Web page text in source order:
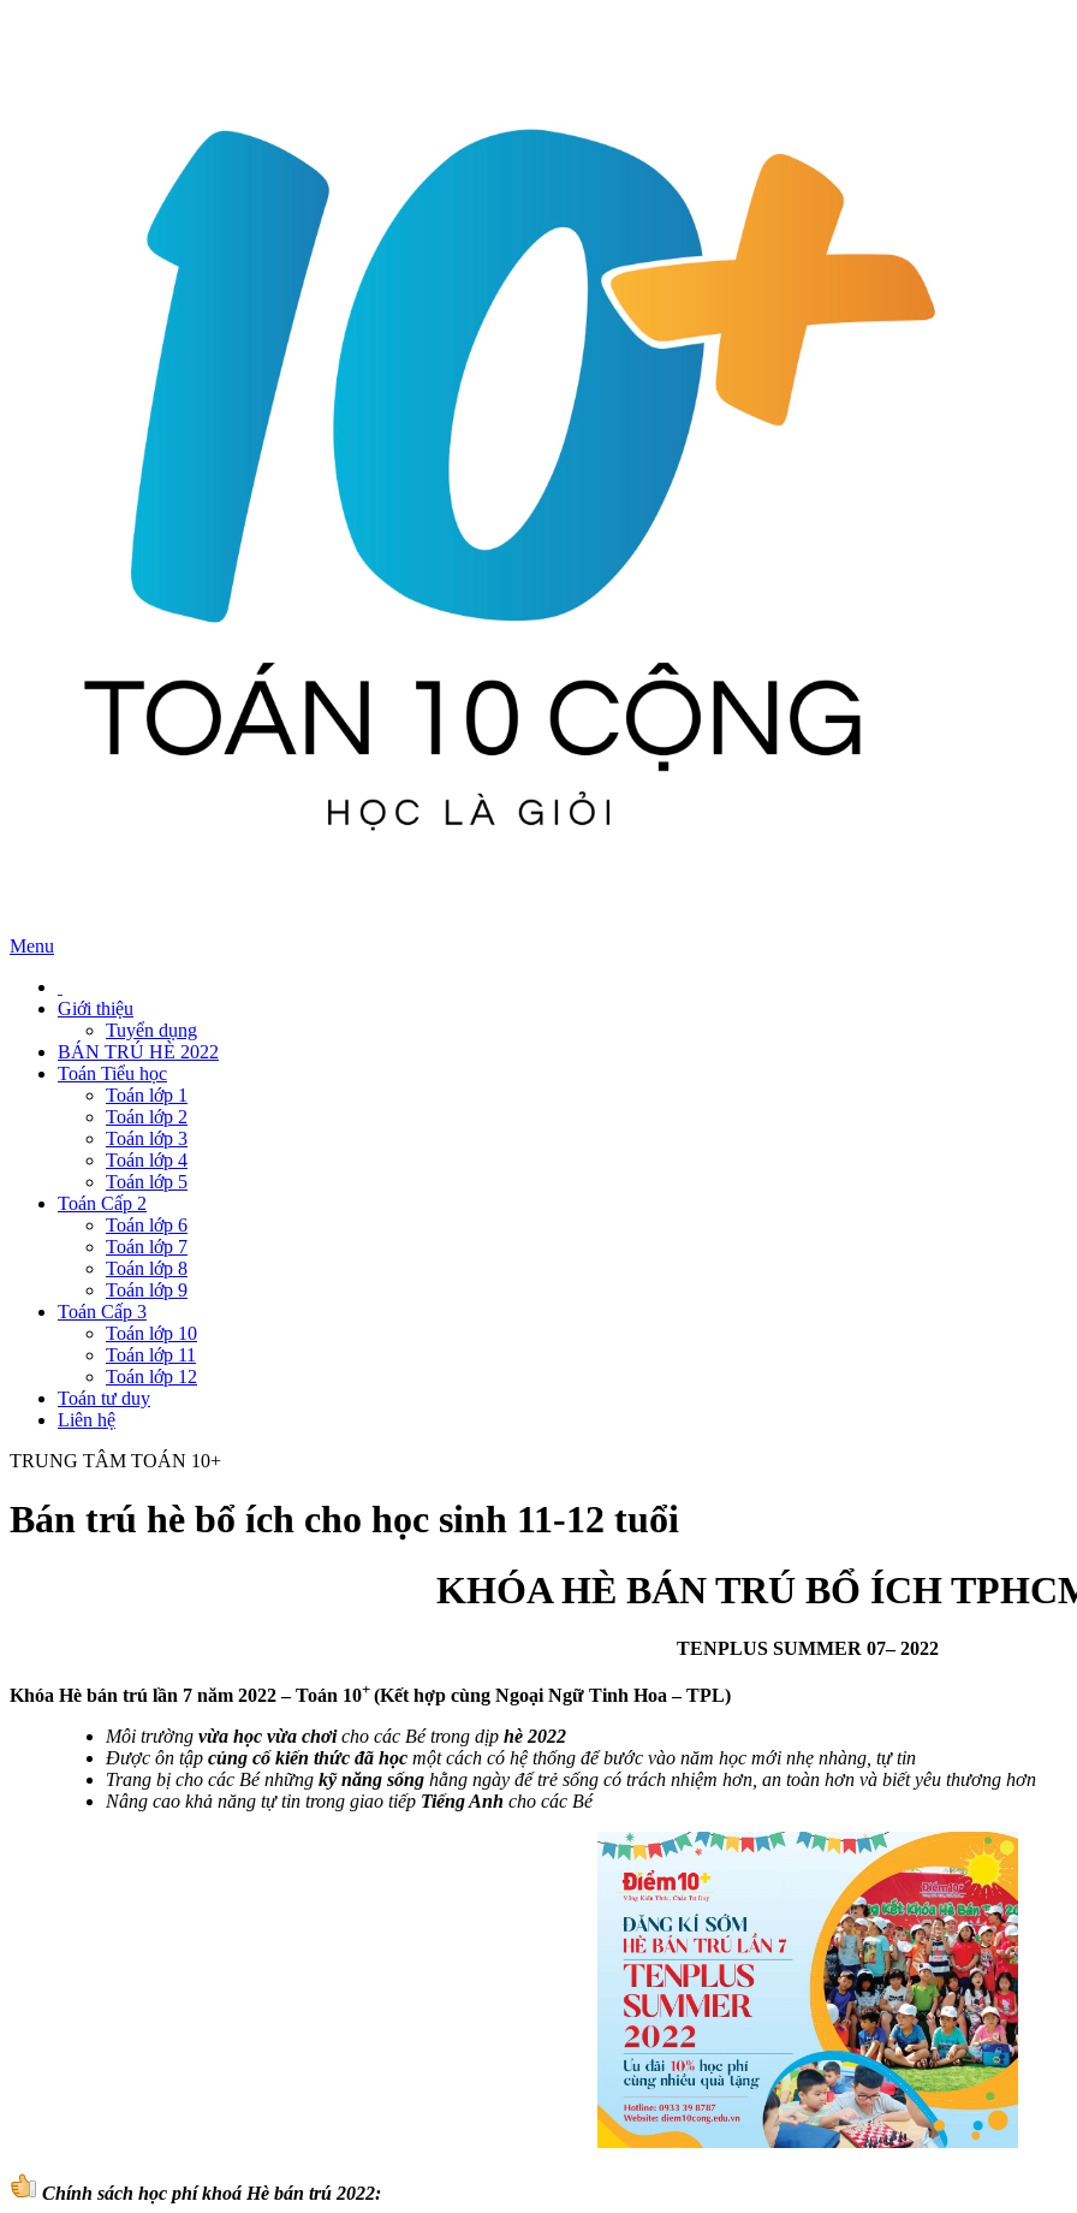
Menu
Giới thiệu
Tuyển dụng
BÁN TRÚ HÈ 2022
Toán Tiểu học
Toán lớp 1
Toán lớp 2
Toán lớp 3
Toán lớp 4
Toán lớp 5
Toán Cấp 2
Toán lớp 6
Toán lớp 7
Toán lớp 8
Toán lớp 9
Toán Cấp 3
Toán lớp 10
Toán lớp 11
Toán lớp 12
Toán tư duy
Liên hệ
TRUNG TÂM TOÁN 10+
Bán trú hè bổ ích cho học sinh 11-12 tuổi
KHÓA HÈ BÁN TRÚ BỔ ÍCH
TENPLUS SUMMER 07– 2022
Khóa Hè bán trú lần 7 năm 2022 – Toán 10+ (Kết hợp cùng Ngoại Ngữ Tinh Hoa – TPL)
Môi trường vừa học vừa chơicho các Bé trong dịp hè 2022
Được ôn tập củng cố kiến thức đã học một cách có hệ thống để bước vào năm học mới nhẹ nhàng, tự tin
Trang bị cho các Bé những kỹ năng sống hằng ngày để trẻ sống có trách nhiệm hơn, an toàn hơn và biết yêu thương hơn
Nâng cao khả năng tự tin trong giao tiếp Tiếng Anh cho các Bé
Chính sách học phí khoá Hè bán trú 2022: